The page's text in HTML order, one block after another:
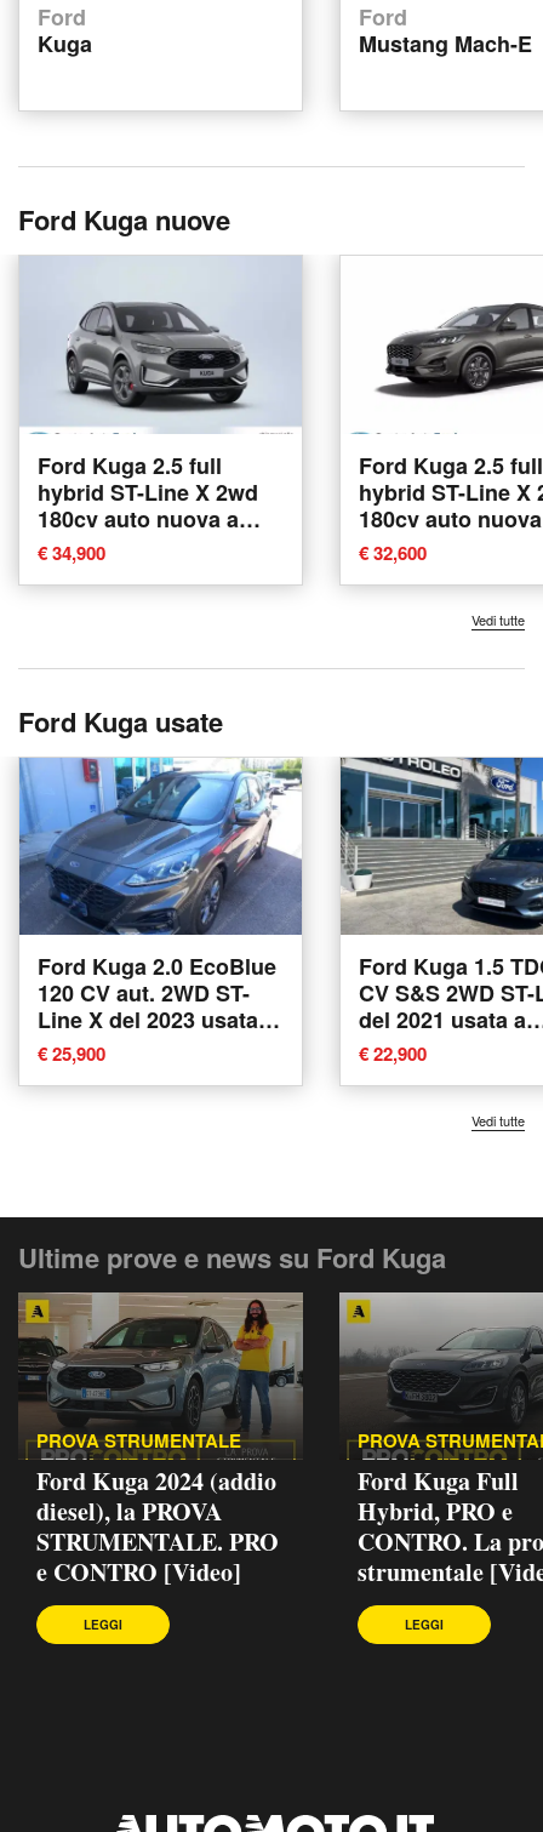
Ford
Kuga
Ford
Mustang Mach-E
Ford Kuga nuove
Ford Kuga 2.5 full
hybrid ST-Line X 2wd
180cv auto nuova a
Albano Laziale
€ 34,900
Ford Kuga 2.5 full
hybrid ST-Line X
180cv auto
Albano Laziale
€ 32,600
Vedi tutte
Ford Kuga usate
Ford Kuga 2.0 EcoBlue
120 CV aut. 2WD ST-
Line X del 2023 usata a
Tricase
€ 25,900
Ford Kuga 1.5
CV S&S 2WD
del 2021 usata a
Tricase
€ 22,900
Vedi tutte
Ultime prove e news su Ford Kuga
PROVA STRUMENTALE
Ford Kuga 2024 (addio
diesel), la PROVA
STRUMENTALE. PRO
e CONTRO [Video]
LEGGI
PROVA
Ford Kuga Full
Hybrid, PRO e
CONTRO. La
strumentale
LEGGI